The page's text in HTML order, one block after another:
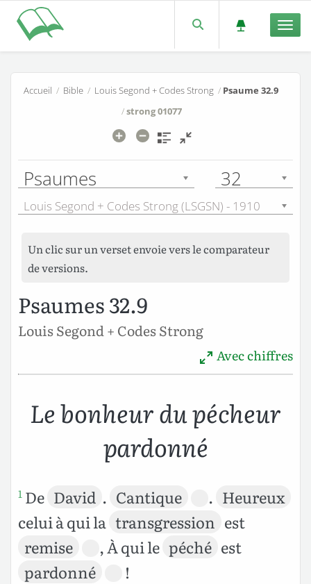
Accueil / Bible/ Louis Segond + Codes Strong/ Psaume 32.9
/strong 01077
Psaumes 32
Louis Segond + Codes Strong (LSGSN) - 1910
Un clic sur un verset envoie vers le comparateur
de versions.
Psaumes 32.9
Louis Segond + Codes Strong
Avec chiffres
Le bonheur du pécheur
pardonné
1 De David . Cantique . Heureux
celui à qui la transgression est
remise
, À qui le péché est
pardonné
!